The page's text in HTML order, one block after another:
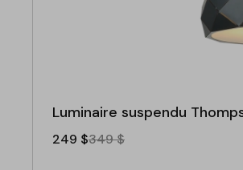
Luminaire suspendu
249 $349 $